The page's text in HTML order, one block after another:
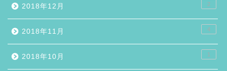
2018年12月 2
2018年11月 4
2018年10月 1